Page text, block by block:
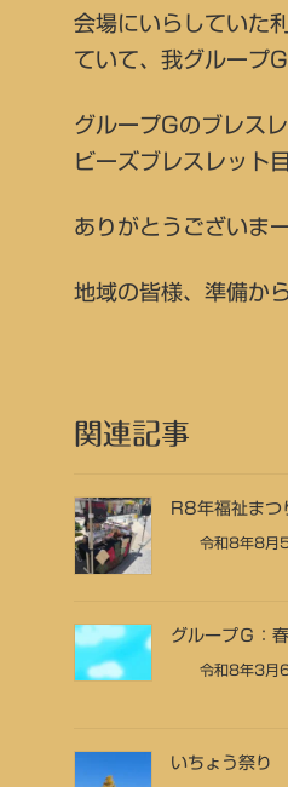
会場にいらしていた
ていて、我グループ
グループGのブレス
ビーズブレスレット
ありがとうございまー
地域の皆様、準備か
関連記事
R8年福祉まつ
令和8年8月
グループＧ：
令和8年3月
いちょう祭り